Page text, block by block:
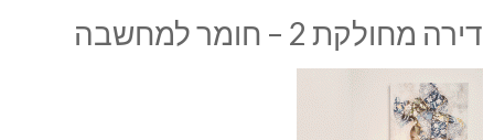
דירה מחולקת 2 – חומר למחשבה